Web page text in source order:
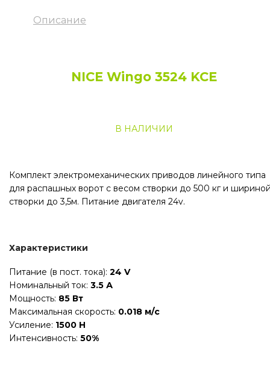
Описание
NICE Wingo 3524 KCE
В НАЛИЧИИ
Комплект электромеханических приводов линейного типа
для распашных ворот с весом створки до 500 кг и
створки до 3,5м. Питание двигателя 24v.
Характеристики
Питание (в пост. тока): 24 V
Номинальный ток: 3.5 А
Мощность: 85 Вт
Максимальная скорость: 0.018 м/с
Усиление: 1500 Н
Интенсивность: 50%